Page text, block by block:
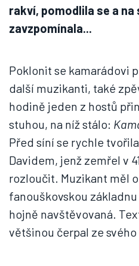
rakví, pomodlila se a
zavzpomínala...
Poklonit se kamarádovi
další muzikanti, také
hodině jeden z hostů
stuhou, na níž stálo:
Před síní se rychle
Davidem, jenž zemřel v
rozloučit. Muzikant měl
fanouškovskou
hojně navštěvovaná.
většinou čerpal ze